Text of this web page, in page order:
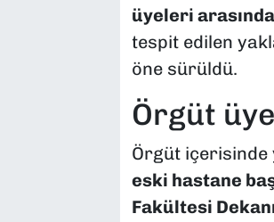
üyeleri arasında
tespit edilen
öne sürüldü.
Örgüt
Örgüt içerisinde
eski hastane
Fakültesi